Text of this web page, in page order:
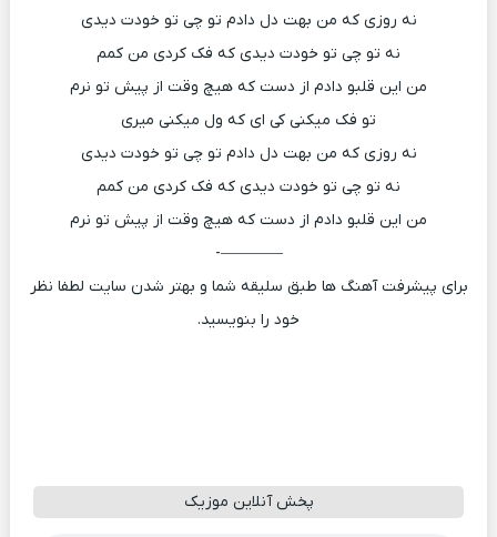
نه روزی که من بهت دل دادم تو چی تو خودت دیدی
نه تو چی تو خودت دیدی که فک کردی من کمم
من این قلبو دادم از دست که هیچ وقت از پیش تو نرم
تو فک میکنی کی ای که ول میکنی میری
نه روزی که من بهت دل دادم تو چی تو خودت دیدی
نه تو چی تو خودت دیدی که فک کردی من کمم
من این قلبو دادم از دست که هیچ وقت از پیش تو نرم
————-
برای پیشرفت آهنگ ها طبق سلیقه شما و بهتر شدن سایت لطفا نظر
خود را بنویسید.
پخش آنلاین موزیک